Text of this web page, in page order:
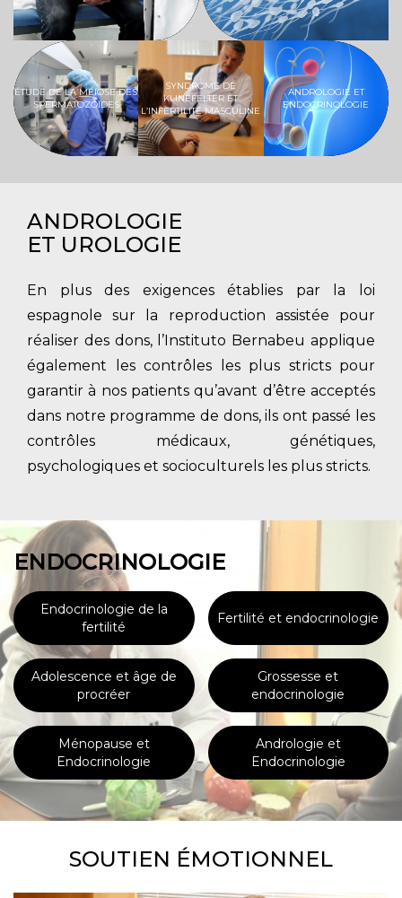
ÉTUDE DE LA MÉIOSE DES
SPERMATOZOÏDES
SYNDROME DE
KLINEFELTER ET
L’INFERTILITÉ MASCULINE
ANDROLOGIE ET
ENDOCRINOLOGIE
ANDROLOGIE
ET UROLOGIE
En plus des exigences établies par la loi
espagnole sur la reproduction assistée pour
réaliser des dons, l’Instituto Bernabeu applique
également les contrôles les plus stricts pour
garantir à nos patients qu’avant d’être acceptés
dans notre programme de dons, ils ont passé les
contrôles médicaux, génétiques,
psychologiques et socioculturels les plus stricts.
ENDOCRINOLOGIE
Endocrinologie de la
fertilité
Fertilité et endocrinologie
Adolescence et âge de
procréer
Grossesse et
endocrinologie
Ménopause et
Endocrinologie
Andrologie et
Endocrinologie
SOUTIEN ÉMOTIONNEL